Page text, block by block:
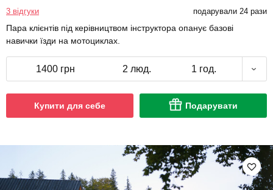
3 відгуки подарували 24 рази
Пара клієнтів під керівництвом інструктора опанує базові
навички їзди на мотоциклах.
1400 грн 2 люд. 1 год.
Купити для себе Подарувати